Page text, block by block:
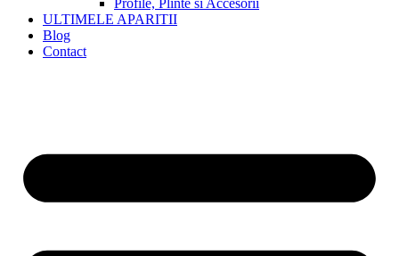
ULTIMELE APARITII
Blog
Contact